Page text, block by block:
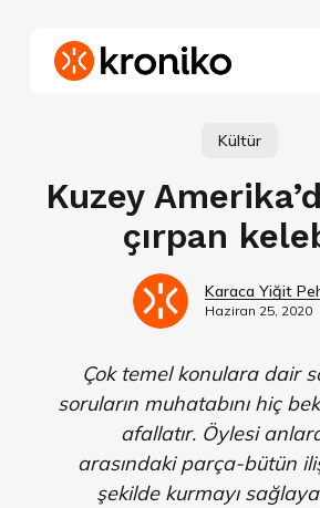
Kültür
Kuzey
çırpan
Karaca Yiğit
Haziran 25, 2020
Çok temel konulara dair
soruların muhatabını hiç
afallatır. Öylesi
arasındaki parça-bütün
şekilde kurmayı